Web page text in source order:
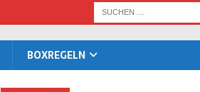
BOX­RE­GELN